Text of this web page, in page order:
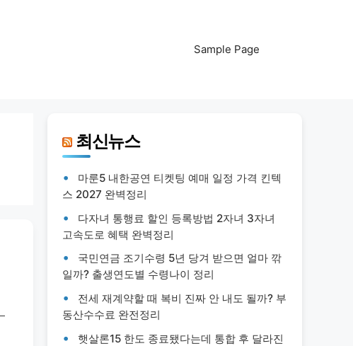
Sample Page
최신뉴스
마룬5 내한공연 티켓팅 예매 일정 가격 킨텍
스 2027 완벽정리
다자녀 통행료 할인 등록방법 2자녀 3자녀
고속도로 혜택 완벽정리
국민연금 조기수령 5년 당겨 받으면 얼마 깎
일까? 출생연도별 수령나이 정리
전세 재계약할 때 복비 진짜 안 내도 될까? 부
동산수수료 완전정리
햇살론15 한도 종료됐다는데 통합 후 달라진